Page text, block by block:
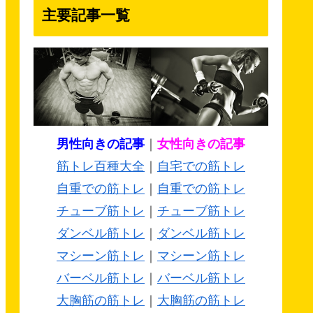
主要記事一覧
男性向きの記事 ｜ 女性向きの記事
筋トレ百種大全 ｜ 自宅での筋トレ
自重での筋トレ ｜ 自重での筋トレ
チューブ筋トレ ｜ チューブ筋トレ
ダンベル筋トレ ｜ ダンベル筋トレ
マシーン筋トレ ｜ マシーン筋トレ
バーベル筋トレ ｜ バーベル筋トレ
大胸筋の筋トレ ｜ 大胸筋の筋トレ